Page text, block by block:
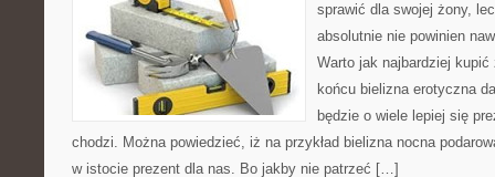
sprawić dla swojej żony,
absolutnie nie powinien
Warto jak najbardziej
końcu bielizna erotyczna
będzie o wiele lepiej się
chodzi. Można powiedzieć, iż na przykład bielizna nocna
w istocie prezent dla nas. Bo jakby nie patrzeć […]